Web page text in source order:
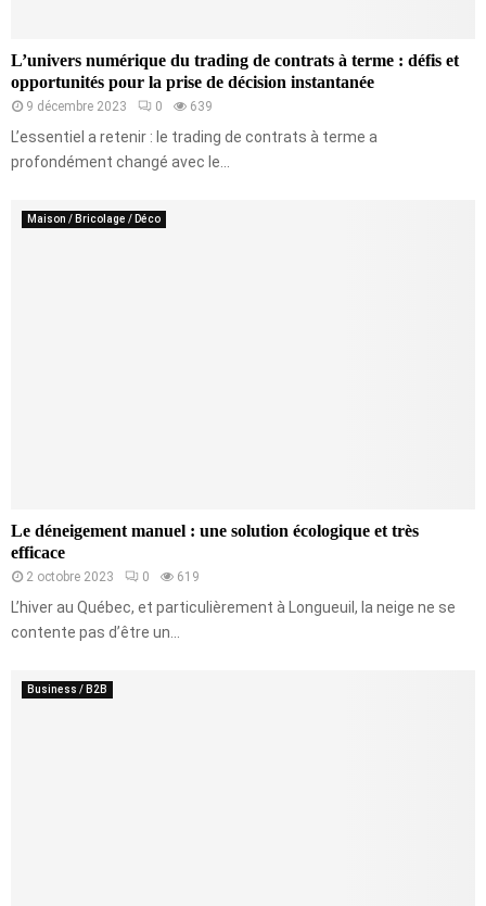
L’univers numérique du trading de contrats à terme : défis et
opportunités pour la prise de décision instantanée
9 décembre 2023 0 639
L’essentiel a retenir : le trading de contrats à terme a
profondément changé avec le...
Maison / Bricolage / Déco
Le déneigement manuel : une solution écologique et très
efficace
2 octobre 2023 0 619
L’hiver au Québec, et particulièrement à Longueuil, la neige ne se
contente pas d’être un...
Business / B2B